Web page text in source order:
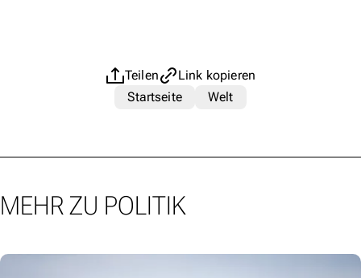
Teilen
Link kopieren
Startseite
Welt
MEHR ZU POLITIK